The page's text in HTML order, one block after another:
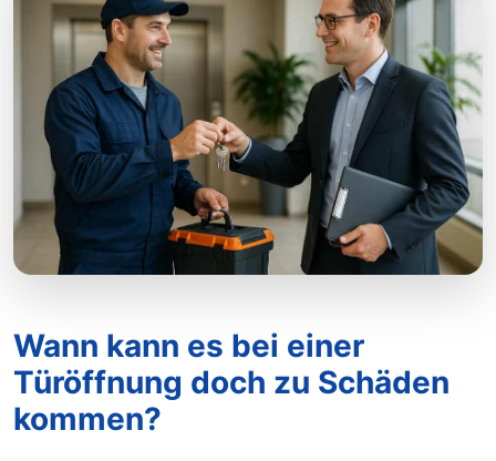
Wann kann es bei einer
Türöffnung doch zu Schäden
kommen?